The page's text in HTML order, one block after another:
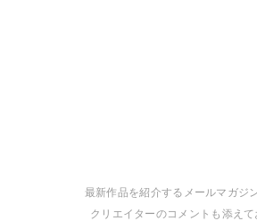
最新作品を紹介するメールマガジ
クリエイターのコメントも添えて